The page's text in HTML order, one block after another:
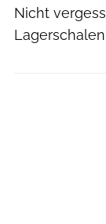
Nicht